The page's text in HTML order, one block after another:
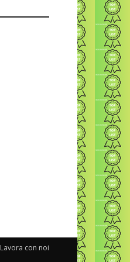
Lavora con noi